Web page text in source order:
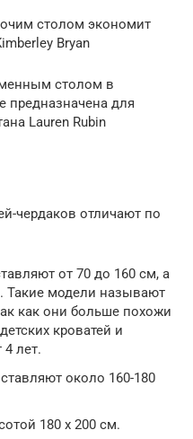
столом экономит
Bryan
столом в
предназначена для
Lauren Rubin
чердаков отличают по
от 70 до 160 см, а
Такие модели называют
как они больше похожи
кроватей и
лет.
около 160-180
180 х 200 см.